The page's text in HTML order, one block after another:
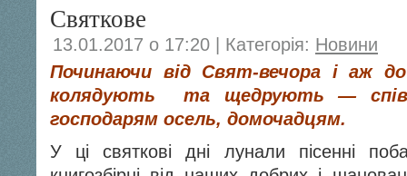
Святкове
13.01.2017 о 17:20 | Категорія: Новини
Починаючи від Свят-вечора і аж
колядують та щедрують —
господарям осель, домочадцям.
У ці святкові дні лунали пісенні